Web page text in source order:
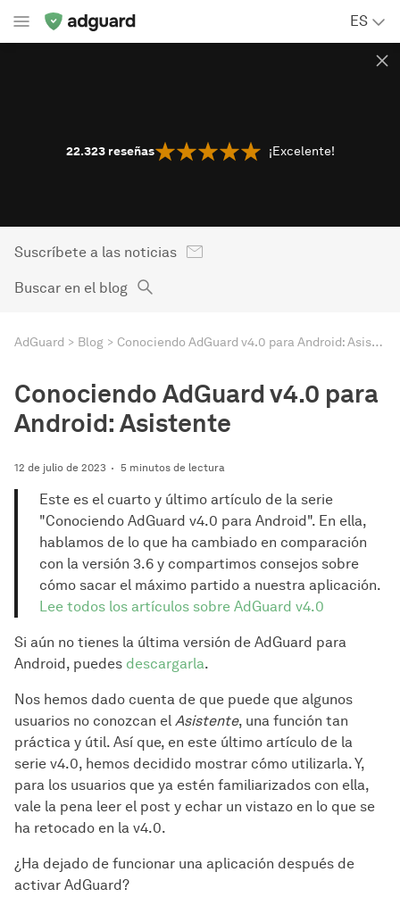
ES
22.323 reseñas ¡Excelente!
Suscríbete a las noticias
Buscar en el blog
AdGuard Blog Conociendo AdGuard v4.0 para Android: Asistente
Conociendo AdGuard v4.0 para
Android: Asistente
12 de julio de 2023 5 minutos de lectura
Este es el cuarto y último artículo de la serie
"Conociendo AdGuard v4.0 para Android". En ella,
hablamos de lo que ha cambiado en comparación
con la versión 3.6 y compartimos consejos sobre
cómo sacar el máximo partido a nuestra aplicación.
Lee todos los artículos sobre AdGuard v4.0
Si aún no tienes la última versión de AdGuard para
Android, puedes descargarla.
Nos hemos dado cuenta de que puede que algunos
usuarios no conozcan el Asistente, una función tan
práctica y útil. Así que, en este último artículo de la
serie v4.0, hemos decidido mostrar cómo utilizarla. Y,
para los usuarios que ya estén familiarizados con ella,
vale la pena leer el post y echar un vistazo en lo que se
ha retocado en la v4.0.
¿Ha dejado de funcionar una aplicación después de
activar AdGuard?